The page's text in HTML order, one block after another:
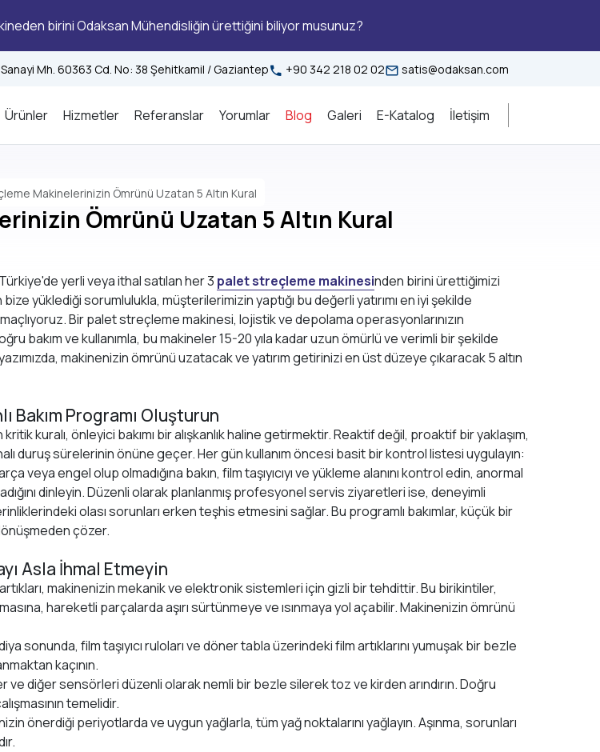
birini Odaksan Mühendisliğin ürettiğini biliyor musunuz?
Sanayi Mh. 60363 Cd. No: 38 Şehitkamil / Gaziantep +90 342 218 02 02 satis@odaksan.com
Ürünler Hizmetler Referanslar Yorumlar Blog Galeri E-Katalog İletişim
Makinelerinizin Ömrünü Uzatan 5 Altın Kural
Ömrünü Uzatan 5 Altın Kural
yerli veya ithal satılan her 3 palet streçleme makinesinden birini ürettiğimizi
yüklediği sorumlulukla, müşterilerimizin yaptığı bu değerli yatırımı en iyi şekilde
Bir palet streçleme makinesi, lojistik ve depolama operasyonlarınızın
bakım ve kullanımla, bu makineler 15-20 yıla kadar uzun ömürlü ve verimli bir şekilde
makinenizin ömrünü uzatacak ve yatırım getirinizi en üst düzeye çıkaracak 5 altın
Bakım Programı Oluşturun
kuralı, önleyici bakımı bir alışkanlık haline getirmektir. Reaktif değil, proaktif bir yaklaşım,
duruş sürelerinin önüne geçer. Her gün kullanım öncesi basit bir kontrol listesi uygulayın:
veya engel olup olmadığına bakın, film taşıyıcıyı ve yükleme alanını kontrol edin, anormal
dinleyin. Düzenli olarak planlanmış profesyonel servis ziyaretleri ise, deneyimli
olası sorunları erken teşhis etmesini sağlar. Bu programlı bakımlar, küçük bir
çözer.
Asla İhmal Etmeyin
makinenizin mekanik ve elektronik sistemleri için gizli bir tehdittir. Bu birikintiler,
hareketli parçalarda aşırı sürtünmeye ve ısınmaya yol açabilir. Makinenizin ömrünü
sonunda, film taşıyıcı ruloları ve döner tabla üzerindeki film artıklarını yumuşak bir bezle
kaçının.
ve diğer sensörleri düzenli olarak nemli bir bezle silerek toz ve kirden arındırın. Doğru
temelidir.
önerdiği periyotlarda ve uygun yağlarla, tüm yağ noktalarını yağlayın. Aşınma, sorunları